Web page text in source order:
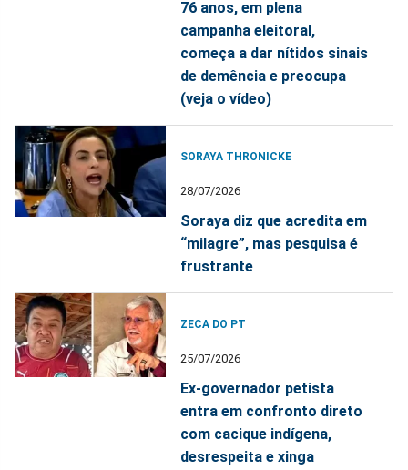
76 anos, em plena
campanha eleitoral,
começa a dar nítidos sinais
de demência e preocupa
(veja o vídeo)
SORAYA THRONICKE
28/07/2026
Soraya diz que acredita em
“milagre”, mas pesquisa é
frustrante
ZECA DO PT
25/07/2026
Ex-governador petista
entra em confronto direto
com cacique indígena,
desrespeita e xinga